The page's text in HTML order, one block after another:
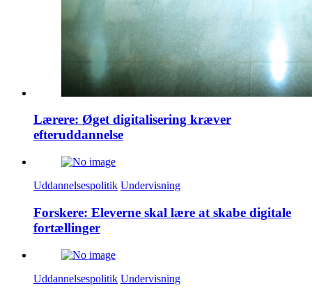
Lærere: Øget digitalisering kræver
efteruddannelse
Uddannelsespolitik Undervisning
Forskere: Eleverne skal lære at skabe digitale
fortællinger
Uddannelsespolitik Undervisning